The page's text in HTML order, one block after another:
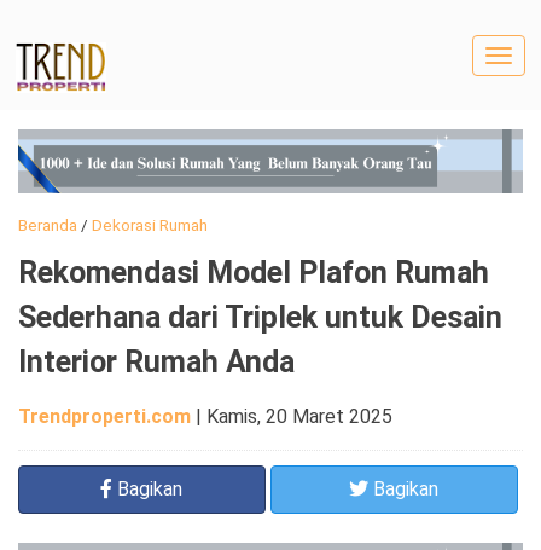
Beranda/ Dekorasi Rumah
Rekomendasi Model Plafon Rumah
Sederhana dari Triplek untuk Desain
Interior Rumah Anda
Trendproperti.com Kamis, 20 Maret 2025
Bagikan Bagikan